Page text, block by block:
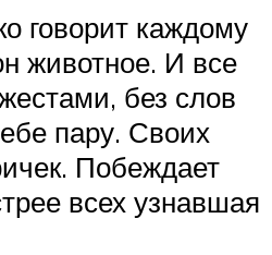
говорит каждому
животное. И все
без слов
пару. Своих
Побеждает
всех узнавшая